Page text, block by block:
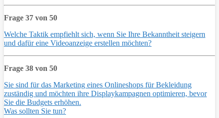
Frage 37 von 50
Welche Taktik empfiehlt sich, wenn Sie Ihre Bekanntheit steigern
und dafür eine Videoanzeige erstellen möchten?
Frage 38 von 50
Sie sind für das Marketing eines Onlineshops für Bekleidung
zuständig und möchten ihre Displaykampagnen optimieren, bevor
Sie die Budgets erhöhen.
Was sollten Sie tun?